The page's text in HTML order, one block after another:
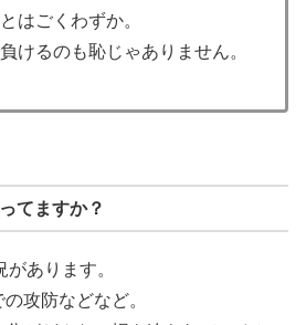
はごくわずか。
けるのも恥じゃありません。
てますか？
あります。
攻防などなど。